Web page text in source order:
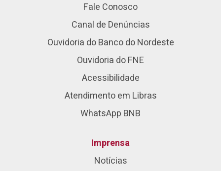
Fale Conosco
Canal de Denúncias
Ouvidoria do Banco do Nordeste
Ouvidoria do FNE
Acessibilidade
Atendimento em Libras
WhatsApp BNB
Imprensa
Notícias